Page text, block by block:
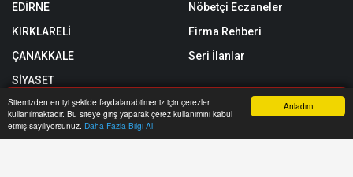
Anladım
Sitemizden en iyi şekilde faydalanabilmeniz için çerezler
kullanılmaktadır. Bu siteye giriş yaparak çerez kullanımını kabul
etmiş sayılıyorsunuz. Daha Fazla Bilgi Al
EDİRNE
KIRKLARELİ
ÇANAKKALE
SİYASET
SPOR
TEKNOLOJİ
Nöbetçi Eczaneler
Firma Rehberi
Seri İlanlar
Anasayfa Yazarlar Haber Ara İhbar Hattı Menu